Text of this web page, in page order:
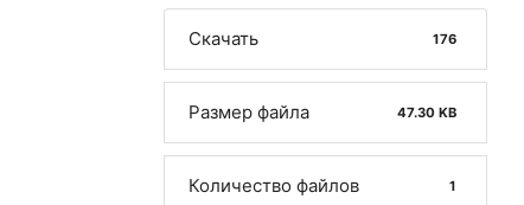
Скачать 176
Размер файла 47.30 KB
Количество файлов 1